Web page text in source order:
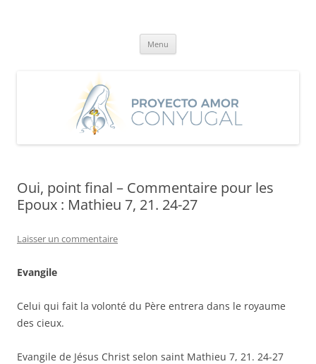
Menu
Oui, point final – Commentaire pour les
Epoux : Mathieu 7, 21. 24-27
Laisser un commentaire
Evangile
Celui qui fait la volonté du Père entrera dans le royaume
des cieux.
Evangile de Jésus Christ selon saint Mathieu 7, 21. 24-27